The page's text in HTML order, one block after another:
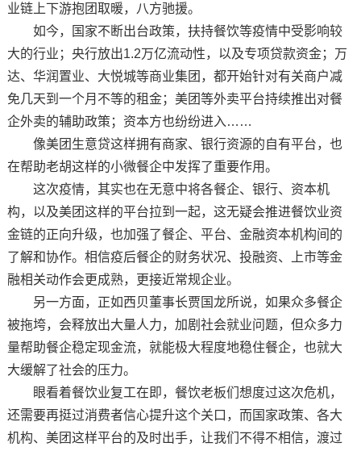
业链上下游抱团取暖，八方驰援。
如今，国家不断出台政策，扶持餐饮等疫情中受影响较
大的行业；央行放出1.2万亿流动性，以及专项贷款资金；万
达、华润置业、大悦城等商业集团，都开始针对有关商户减
免几天到一个月不等的租金；美团等外卖平台持续推出对餐
企外卖的辅助政策；资本方也纷纷进入……
像美团生意贷这样拥有商家、银行资源的自有平台，也
在帮助老胡这样的小微餐企中发挥了重要作用。
这次疫情，其实也在无意中将各餐企、银行、资本机
构，以及美团这样的平台拉到一起，这无疑会推进餐饮业资
金链的正向升级，也加强了餐企、平台、金融资本机构间的
了解和协作。相信疫后餐企的财务状况、投融资、上市等金
融相关动作会更成熟，更接近常规企业。
另一方面，正如西贝董事长贾国龙所说，如果众多餐企
被拖垮，会释放出大量人力，加剧社会就业问题，但众多力
量帮助餐企稳定现金流，就能极大程度地稳住餐企，也就大
大缓解了社会的压力。
眼看着餐饮业复工在即，餐饮老板们想度过这次危机，
还需要再挺过消费者信心提升这个关口，而国家政策、各大
机构、美团这样平台的及时出手，让我们不得不相信，渡过